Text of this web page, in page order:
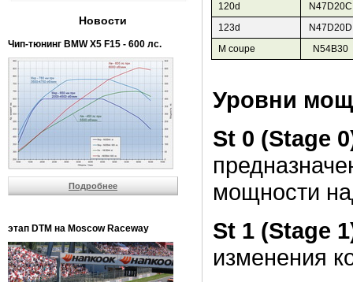
Новости
Чип-тюнинг BMW Х5 F15 - 600 лс.
Подробнее
этап DTM на Moscow Raceway
120d
N47D20C
123d
N47D20D
M coupe
N54B30
Уровни
St 0 (Stage
мощности
St 1 (Stage
изменения